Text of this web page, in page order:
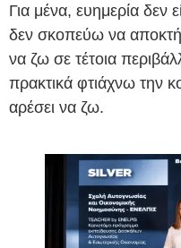
Για μένα, ευημερία δεν
δεν σκοπεύω να
να ζω σε τέτοια
πρακτικά φτιάχνω την
αρέσει να ζω.